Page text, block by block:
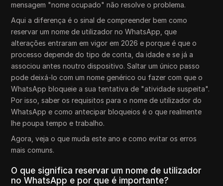
mensagem "nome ocupado" não resolve o problema.
Aqui a diferença é o sinal de compreender bem como
reservar um nome de utilizador no WhatsApp, que
alterações entraram em vigor em 2026 e porque é que o
processo depende do tipo de conta, da idade e se já a
associou antes noutro dispositivo. Saltar um único passo
pode deixá-lo com um nome genérico ou fazer com que o
WhatsApp bloqueie a sua tentativa de "atividade suspeita".
Por isso, saber os requisitos para o nome de utilizador do
WhatsApp e como antecipar bloqueios é o que realmente
lhe poupa tempo e trabalho.
Agora, veja o que muda este ano e como evitar os erros
mais comuns.
O que significa reservar um nome de utilizador
no WhatsApp e por que é importante?